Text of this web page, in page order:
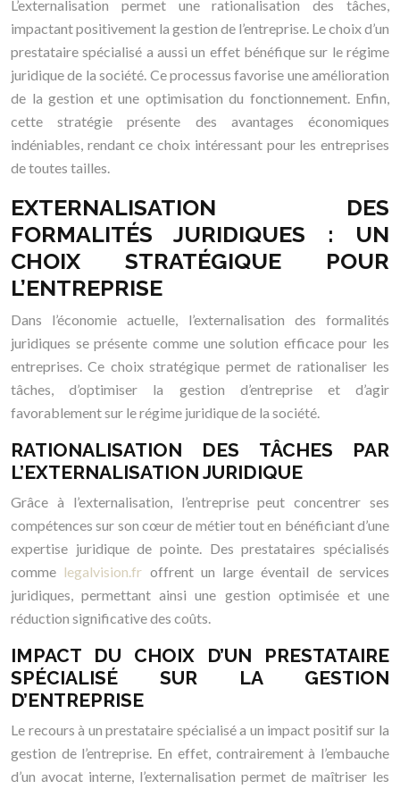
L’externalisation permet une rationalisation des tâches,
impactant positivement la gestion de l’entreprise. Le choix d’un
prestataire spécialisé a aussi un effet bénéfique sur le régime
juridique de la société. Ce processus favorise une amélioration
de la gestion et une optimisation du fonctionnement. Enfin,
cette stratégie présente des avantages économiques
indéniables, rendant ce choix intéressant pour les entreprises
de toutes tailles.
EXTERNALISATION DES
FORMALITÉS JURIDIQUES : UN
CHOIX STRATÉGIQUE POUR
L’ENTREPRISE
Dans l’économie actuelle, l’externalisation des formalités
juridiques se présente comme une solution efficace pour les
entreprises. Ce choix stratégique permet de rationaliser les
tâches, d’optimiser la gestion d’entreprise et d’agir
favorablement sur le régime juridique de la société.
RATIONALISATION DES TÂCHES PAR
L’EXTERNALISATION JURIDIQUE
Grâce à l’externalisation, l’entreprise peut concentrer ses
compétences sur son cœur de métier tout en bénéficiant d’une
expertise juridique de pointe. Des prestataires spécialisés
comme legalvision.fr offrent un large éventail de services
juridiques, permettant ainsi une gestion optimisée et une
réduction significative des coûts.
IMPACT DU CHOIX D’UN PRESTATAIRE
SPÉCIALISÉ SUR LA GESTION
D’ENTREPRISE
Le recours à un prestataire spécialisé a un impact positif sur la
gestion de l’entreprise. En effet, contrairement à l’embauche
d’un avocat interne, l’externalisation permet de maîtriser les